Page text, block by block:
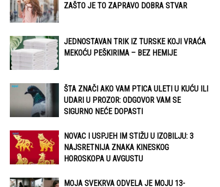
ZAŠTO JE TO ZAPRAVO DOBRA STVAR
JEDNOSTAVAN TRIK IZ TURSKE KOJI VRAĆA
MEKOĆU PEŠKIRIMA – BEZ HEMIJE
ŠTA ZNAČI AKO VAM PTICA ULETI U KUĆU ILI
UDARI U PROZOR: ODGOVOR VAM SE
SIGURNO NEĆE DOPASTI
NOVAC I USPJEH IM STIŽU U IZOBILJU: 3
NAJSRETNIJA ZNAKA KINESKOG
HOROSKOPA U AVGUSTU
MOJA SVEKRVA ODVELA JE MOJU 13-